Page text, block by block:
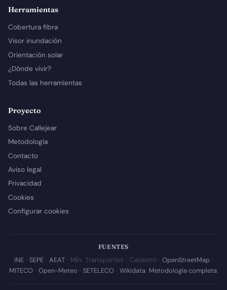
Herramientas
Cobertura fibra
Visor inundación
Orientación solar
¿Dónde vivir?
Todas las herramientas
Proyecto
Sobre Callejear
Metodología
Contacto
Aviso legal
Privacidad
Cookies
Configurar cookies
FUENTES
INE· SEPE· AEAT· Min. Transportes · Catastro · OpenStreetMap·
MITECO· Open-Meteo · SETELECO· Wikidata. Metodología completa.